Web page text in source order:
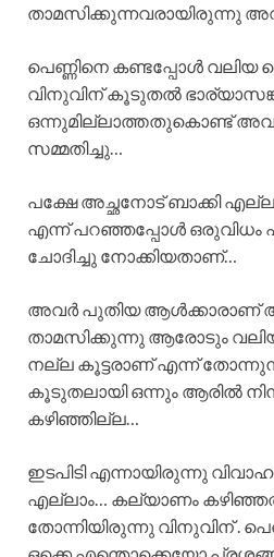
താമസിക്കുന്നവരായിരുന്നു
പെണ്ണിനെ കണ്ടപ്പോൾ വലിയ
വിനുവിന് കൂടുതൽ
ഒന്നുമില്ലാത്തതുകൊണ്ട്
സമ്മതിച്ചു…
പക്ഷേ അച്ഛനോട് ബാക്കി
എന്ന് പറഞ്ഞപ്പോൾ
ചോദിച്ചു നോക്കിയതാണ്…
അവർ പുതിയ ആൾക്കാരാണ്
താമസിക്കുന്നു ആരോടും
നല്ല കൂട്ടരാണ് എന്ന്
കൂടുതലായി ഒന്നും ആരിൽ
കഴിഞ്ഞില്ല…
ഇടപിടി എന്നായിരുന്നു
എല്ലാം… കല്യാണം
തോന്നിയിരുന്നു വിനുവിന് .